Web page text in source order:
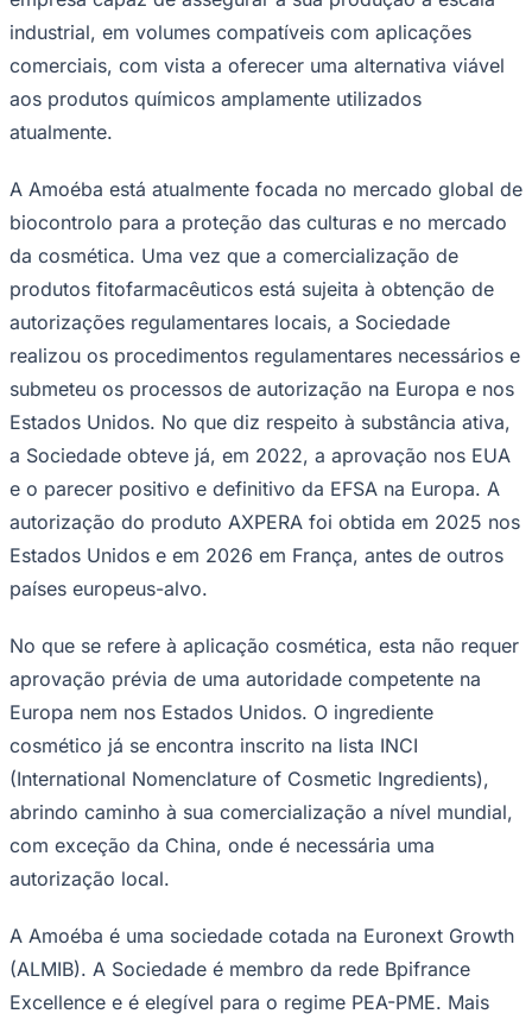
Vasco
industrial, em volumes compatíveis com aplicações
comerciais, com vista a oferecer uma alternativa viável
aos produtos químicos amplamente utilizados
atualmente.
A Amoéba está atualmente focada no mercado global de
biocontrolo para a proteção das culturas e no mercado
da cosmética. Uma vez que a comercialização de
produtos fitofarmacêuticos está sujeita à obtenção de
autorizações regulamentares locais, a Sociedade
realizou os procedimentos regulamentares necessários e
submeteu os processos de autorização na Europa e nos
Estados Unidos. No que diz respeito à substância ativa,
a Sociedade obteve já, em 2022, a aprovação nos EUA
e o parecer positivo e definitivo da EFSA na Europa. A
autorização do produto AXPERA foi obtida em 2025 nos
Estados Unidos e em 2026 em França, antes de outros
países europeus-alvo.
No que se refere à aplicação cosmética, esta não requer
aprovação prévia de uma autoridade competente na
Europa nem nos Estados Unidos. O ingrediente
cosmético já se encontra inscrito na lista INCI
(International Nomenclature of Cosmetic Ingredients),
abrindo caminho à sua comercialização a nível mundial,
com exceção da China, onde é necessária uma
autorização local.
A Amoéba é uma sociedade cotada na Euronext Growth
(ALMIB). A Sociedade é membro da rede Bpifrance
Excellence e é elegível para o regime PEA-PME. Mais